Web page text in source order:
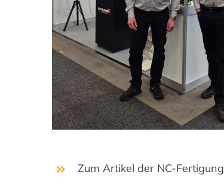
Zum Artikel der NC-Fertigung